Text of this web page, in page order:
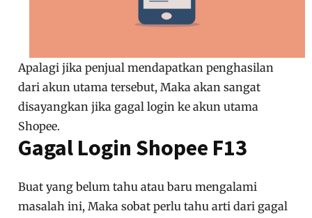
Apalagi jika penjual mendapatkan penghasilan
dari akun utama tersebut, Maka akan sangat
disayangkan jika gagal login ke akun utama
Shopee.
Gagal Login Shopee F13
Buat yang belum tahu atau baru mengalami
masalah ini, Maka sobat perlu tahu arti dari gagal